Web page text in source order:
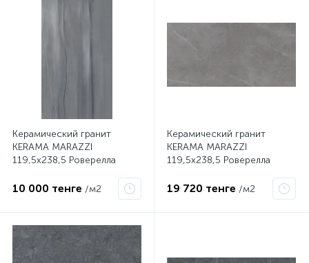
Керамический гранит
KERAMA MARAZZI
119,5х238,5 Роверелла
DL590400R
10 000 тенге /м2
Керамический гранит
KERAMA MARAZZI
119,5х238,5 Роверелла
DL590500R
19 720 тенге /м2